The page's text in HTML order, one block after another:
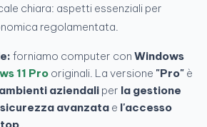
chiara: aspetti essenziali per
regolamentata.
forniamo computer con Windows
11 Pro originali. La versione "Pro" è
ambienti aziendali per la gestione
avanzata e l'accesso